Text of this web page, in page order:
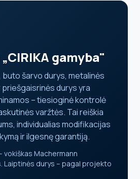
gamyba"
buto šarvo durys, metalinės
durys yra
– tiesioginė kontrolė
varžtės. Tai reiškia
individualias modifikacijas
ir ilgesnę garantiją.
vokiškas Machermann
Laiptinės durys – pagal projekto